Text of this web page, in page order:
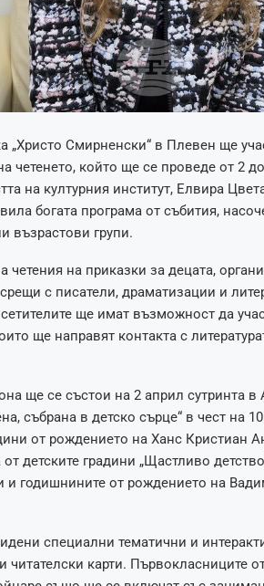
„Христо Смирненски“ в Плевен ще
четенето, който ще се проведе от 2
на културния институт, Елвира
богата програма от събития,
възрастови групи.
на приказки за децата,
с писатели, драматизации и
ще имат възможност да
ще направят контакта с
ще се състои на 2 април сутринта в
събрана в детско сърце“ в чест на
от рождението на Ханс Кристиан
детските градини „Щастливо
и годишнините от рождението на
специални тематични и
читателски карти. Първокласниците